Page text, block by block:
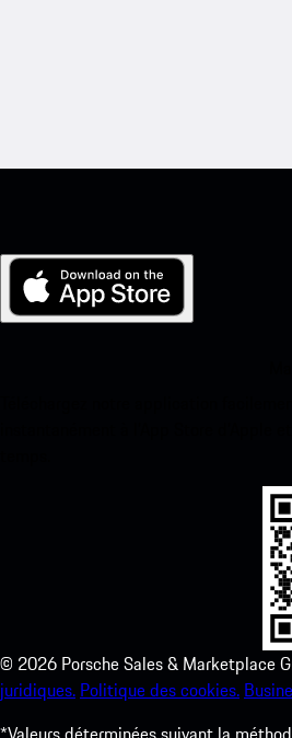
© 2026 Porsche Sales & Marketplace
juridiques. Politique des cookies.